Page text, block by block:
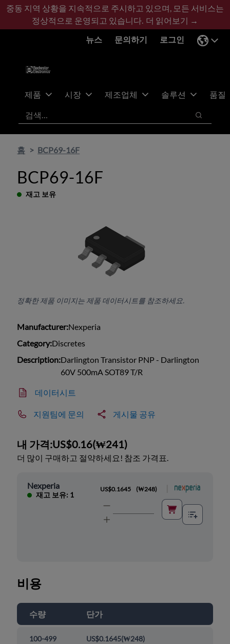
기
콘
바
글
중동 지역 상황을 지속적으로 주시하고 있으며, 모든 서비스는
정상적으로 운영되고 있습니다. 더 읽어보기 →
뉴스
문의하기 로그인
제품 시장 제조업체 솔루션
품질
검색
검색
홈 BCP69-16F
BCP69-16F
재고 보유
정확한 제품 이미지는 제품 데이터시트를 참조하세요.
Manufacturer:Nexperia
Category:Discretes
Description:Darlington Transistor PNP - Darlington
60V 500mA SOT89 T/R
데이터시트
지원팀에 문의 게시물 공유
내 가격:US$0.16(₩241)
더 많이 구매하고 절약하세요! 참조 가격표.
Nexperia
재고 보유: 1
US$0.1645 (₩248)
비용
수량 단가
100-499 US$0.1645(₩248)